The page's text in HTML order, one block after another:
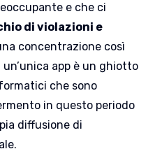
e che ci
di violazioni e
concentrazione così
app è un ghiotto
che sono
in questo periodo
diffusione di